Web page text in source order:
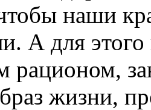
наши
А для
рационом,
жизни,